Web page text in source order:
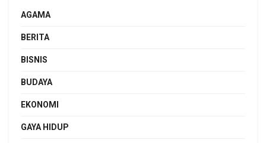
AGAMA
BERITA
BISNIS
BUDAYA
EKONOMI
GAYA HIDUP